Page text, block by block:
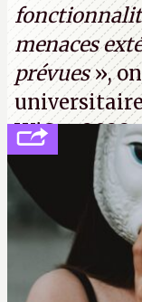
menaces
prévues»,
WiSec 2022.
(PDF) -
Lastovich)